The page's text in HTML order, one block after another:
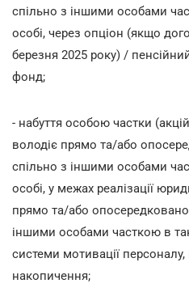
спільно з іншими особами
особі, через опціон (якщо
березня 2025 року) /
фонд;
- набуття особою частки
володіє прямо та/або
спільно з іншими особами
особі, у межах реалізації
прямо та/або
іншими особами часткою в
системи мотивації
накопичення;